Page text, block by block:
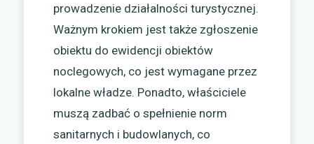
prowadzenie działalności turystycznej.
Ważnym krokiem jest także zgłoszenie
obiektu do ewidencji obiektów
noclegowych, co jest wymagane przez
lokalne władze. Ponadto, właściciele
muszą zadbać o spełnienie norm
sanitarnych i budowlanych, co